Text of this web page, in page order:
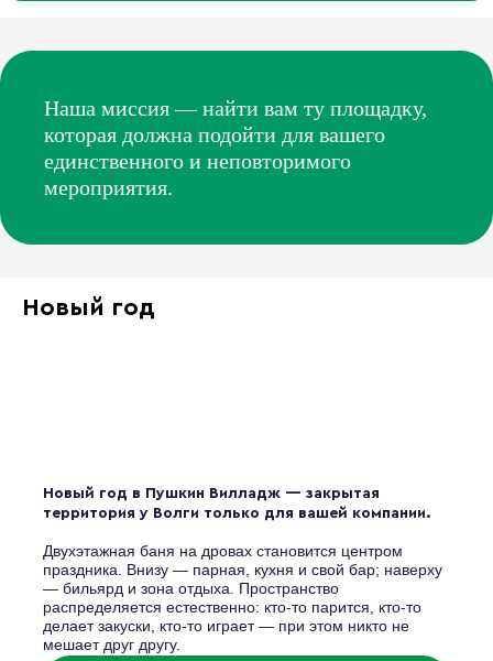
Наша миссия — найти вам ту площадку,
которая должна подойти для вашего
единственного и неповторимого
мероприятия.
Новый год
Новый год в Пушкин Вилладж — закрытая
территория у Волги только для вашей компании.
Двухэтажная баня на дровах становится центром
праздника. Внизу — парная, кухня и свой бар; наверху
— бильярд и зона отдыха. Пространство
распределяется естественно: кто-то парится, кто-то
делает закуски, кто-то играет — при этом никто не
мешает друг другу.